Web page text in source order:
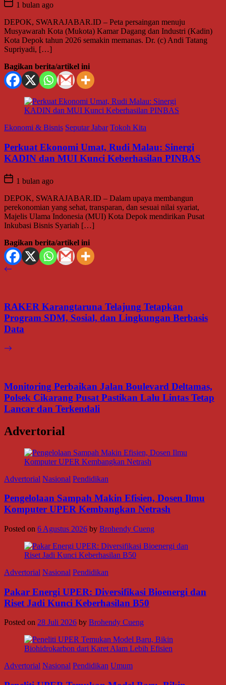
1 bulan ago
DEPOK, SWARAJABAR.ID – Peta persaingan menuju
Musyawarah Kota (Mukota) Kamar Dagang dan Industri (Kadin)
Kota Depok tahun 2026 semakin memanas. Dr. (c) Andi Tatang
Supriyadi, […]
Bagikan berita/artikel ini
Ekonomi & Bisnis Seputar Jabar Tokoh Kita
Perkuat Ekonomi Umat, Rudi Malau: Sinergi
KADIN dan MUI Kunci Keberhasilan PINBAS
1 bulan ago
DEPOK, SWARAJABAR.ID – Dalam upaya membangun
perekonomian yang sehat, transparan, dan sesuai nilai syariat,
Majelis Ulama Indonesia (MUI) Kota Depok mendirikan Pusat
Inkubasi Bisnis Syariah […]
Bagikan berita/artikel ini
RAKER Karangtaruna Telajung Tetapkan
Program SDM, Sosial, dan Lingkungan Berbasis
Data
Monitoring Perbaikan Jalan Boulevard Deltamas,
Polsek Cikarang Pusat Pastikan Lalu Lintas Tetap
Lancar dan Terkendali
Advertorial
Advertorial Nasional Pendidikan
Pengelolaan Sampah Makin Efisien, Dosen Ilmu
Komputer UPER Kembangkan Netrash
Posted on 6 Agustus 2026 by Brohendy Cueng
Advertorial Nasional Pendidikan
Pakar Energi UPER: Diversifikasi Bioenergi dan
Riset Jadi Kunci Keberhasilan B50
Posted on 28 Juli 2026 by Brohendy Cueng
Advertorial Nasional Pendidikan Umum